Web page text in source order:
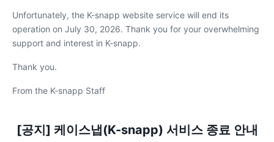
Unfortunately, the K-snapp website service will end its
operation on July 30, 2026. Thank you for your overwhelming
support and interest in K-snapp.
Thank you.
From the K-snapp Staff
[공지] 케이스냅(K-snapp) 서비스 종료 안내